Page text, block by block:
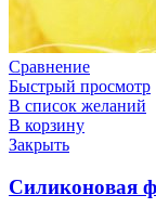
Сравнение
Быстрый просмотр
В список желаний
В корзину
Закрыть
Силиконовая